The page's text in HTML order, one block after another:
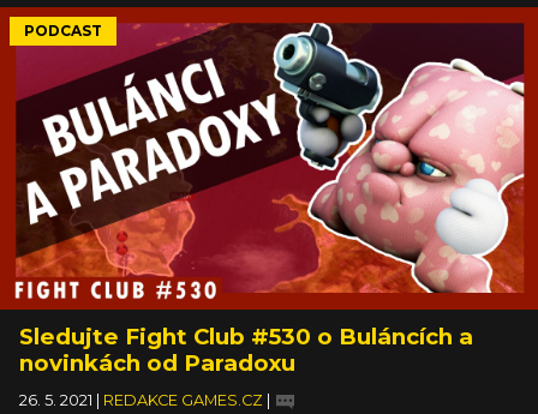
PODCAST
Sledujte Fight Club #530 o Buláncích a
novinkách od Paradoxu
26. 5. 2021 REDAKCE GAMES.CZ